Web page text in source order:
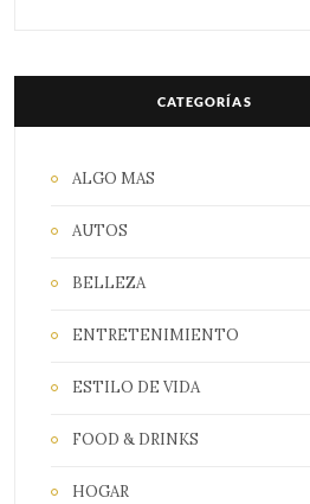
CATEGORÍAS
ALGO MAS
AUTOS
BELLEZA
ENTRETENIMIENTO
ESTILO DE VIDA
FOOD & DRINKS
HOGAR